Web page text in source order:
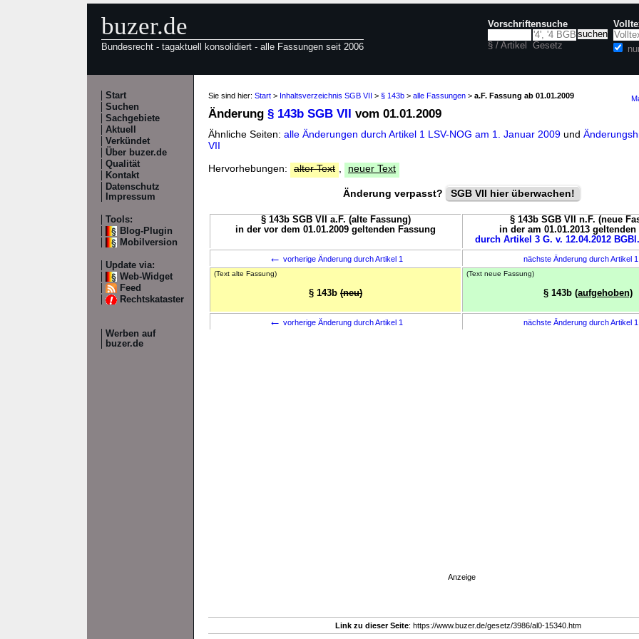
buzer.de
Bundesrecht - tagaktuell konsolidiert - alle Fassungen seit 2006
Vorschriftensuche
§ / Artikel Gesetz
Start
Suchen
Sachgebiete
Aktuell
Verkündet
Über buzer.de
Qualität
Kontakt
Datenschutz
Impressum
Tools:
Blog-Plugin
Mobilversion
Update via:
Web-Widget
Feed
Rechtskataster
Werben auf
buzer.de
Sie sind hier: Start > Inhaltsverzeichnis SGB VII > § 143b > alle Fassungen > a.F. Fassung ab 01.01.2009
Änderung § 143b SGB VII vom 01.01.2009
Ähnliche Seiten: alle Änderungen durch Artikel 1 LSV-NOG am 1. Januar 2009 und
VII
Hervorhebungen:
alter Text neuer Text
Änderung verpasst? SGB VII hier überwachen!
§ 143b SGB VII a.F. (alte Fassung)
in der vor dem 01.01.2009 geltenden Fassung
§ 143b SGB VII n.F. (neue
in der am 01.01.2013
durch Artikel 3 G. v. 12.04.2012
← vorherige Änderung durch Artikel 1 nächste Änderung durch Artikel
(Text alte Fassung)
§ 143b (neu)
(Text neue Fassung)
§ 143b (aufgehoben)
← vorherige Änderung durch Artikel 1 nächste Änderung durch Artikel
Anzeige
Link zu dieser Seite: https://www.buzer.de/gesetz/3986/al0-15340.htm